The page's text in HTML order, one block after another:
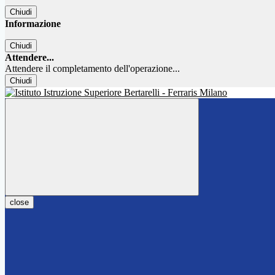
Chiudi
Informazione
Chiudi
Attendere...
Attendere il completamento dell'operazione...
Chiudi
close